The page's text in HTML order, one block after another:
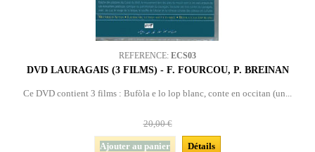
REFERENCE: ECS03
DVD LAURAGAIS (3 FILMS) - F. FOURCOU, P. BREINAN
Ce DVD contient 3 films : Bufòla e lo lop blanc, conte en occitan (un...
20,00 €
Ajouter au panier
Détails